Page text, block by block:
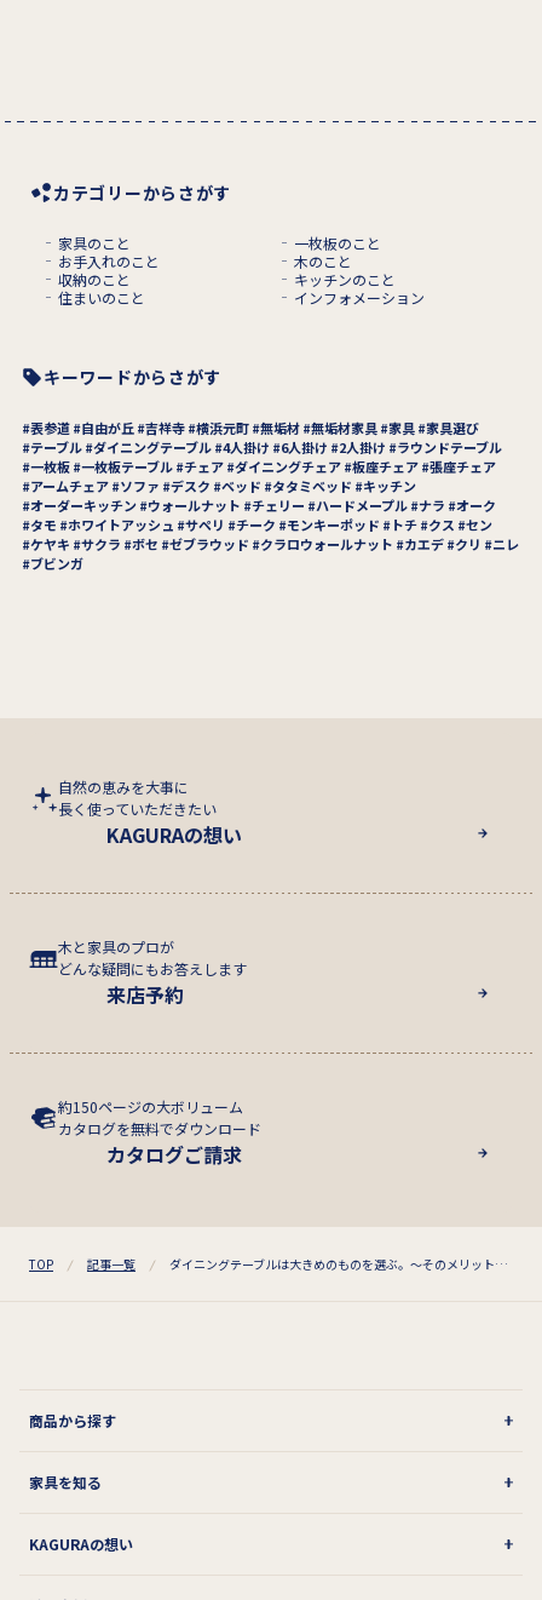
カテゴリーからさがす
家具のこと
一枚板のこと
お手入れのこと
木のこと
収納のこと
キッチンのこと
住まいのこと
インフォメーション
キーワードからさがす
表参道 自由が丘 吉祥寺 横浜元町 無垢材 無垢材家具 家具 家具選び
テーブル ダイニングテーブル 4人掛け 6人掛け 2人掛け
ラウンドテーブル
一枚板 一枚板テーブル チェア ダイニングチェア 板座チェア 張座チェア
アームチェア
ソファ デスク ベッド タタミベッド
キッチン
オーダーキッチン
ウォールナット チェリー ハードメープル ナラ
オーク
タモ
ホワイトアッシュ サペリ チーク モンキーポッド トチ クス
セン
ケヤキ
サクラ ボセ ゼブラウッド クラロウォールナット カエデ クリ
ニレ
ブビンガ
自然の恵みを大事に
長く使っていただきたい
KAGURAの想い
木と家具のプロが
どんな疑問にもお答えします
来店予約
約150ページの大ボリューム
カタログを無料でダウンロード
カタログご請求
TOP 記事一覧 ダイニングテーブルは大きめのものを選ぶ。～そのメリットと「気を付けること」～
商品から探す
家具を知る
KAGURAの想い